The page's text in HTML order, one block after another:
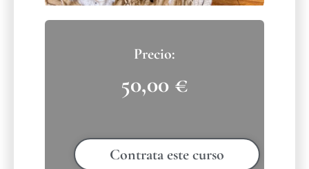
50,00 €
Contrata este curso